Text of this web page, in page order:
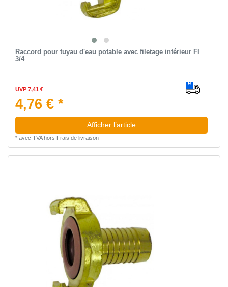
Raccord pour tuyau d'eau potable avec filetage intérieur FI
3/4
UVP 7,41 €
4,76 € *
Afficher l’article
* avec TVAhors Frais de livraison